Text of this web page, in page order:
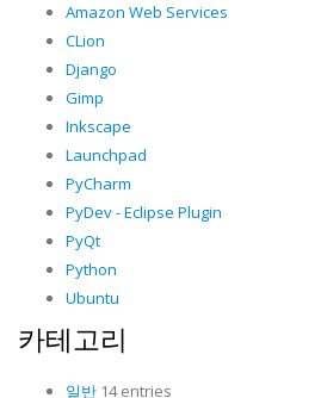
Amazon Web Services
CLion
Django
Gimp
Inkscape
Launchpad
PyCharm
PyDev - Eclipse Plugin
PyQt
Python
Ubuntu
카테고리
일반 14 entries